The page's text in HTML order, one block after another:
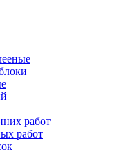
работ
работ